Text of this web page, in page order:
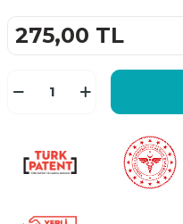
275,00 TL